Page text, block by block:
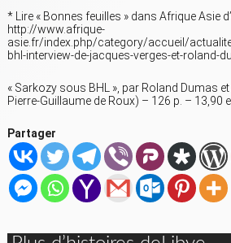
* Lire « Bonnes feuilles » dans Afrique Asie
http://www.afrique-
asie.fr/index.php/category/accueil/
bhl-interview-de-jacques-verges-et-roland-
« Sarkozy sous BHL », par Roland Dumas
Pierre-Guillaume de Roux) – 126 p. – 13,90
Partager